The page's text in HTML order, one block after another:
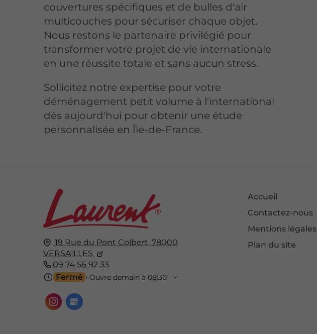
couvertures spécifiques et de bulles d'air
multicouches pour sécuriser chaque objet.
Nous restons le partenaire privilégié pour
transformer votre projet de vie internationale
en une réussite totale et sans aucun stress.
Sollicitez notre expertise pour votre
déménagement petit volume à l'international
dès aujourd'hui pour obtenir une étude
personnalisée en Île-de-France.
19 Rue du Pont Colbert, 78000
VERSAILLES
09 74 56 92 33
Fermé ⋅ Ouvre demain à 08:30
Accueil
Contactez-nous
Mentions légales
Plan du site